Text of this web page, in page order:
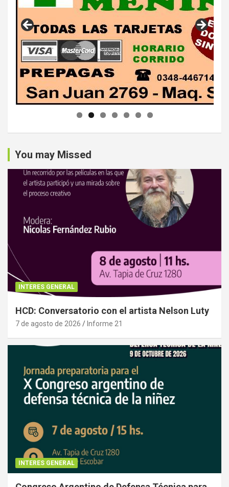
You may Missed
INTERES GENERAL
HCD: Conversatorio con el artista Nelson Luty
7 de agosto de 2026 Informe 21
INTERES GENERAL